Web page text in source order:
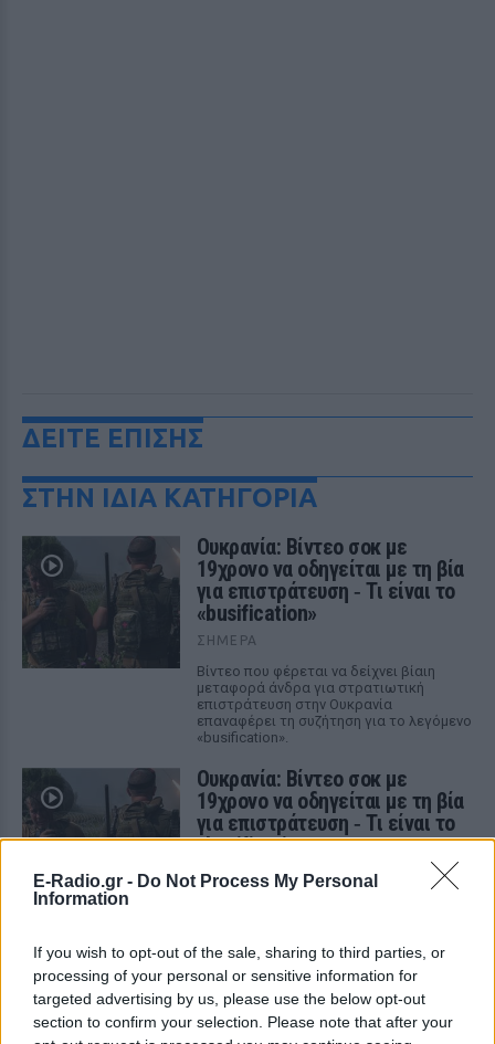
E-Radio.gr - Do Not Process My Personal
Information
If you wish to opt-out of the sale, sharing to third parties, or
processing of your personal or sensitive information for
targeted advertising by us, please use the below opt-out
section to confirm your selection. Please note that after your
ΔΕΙΤΕ ΕΠΙΣΗΣ
ΣΤΗΝ ΙΔΙΑ ΚΑΤΗΓΟΡΙΑ
Ουκρανία: Βίντεο σοκ με
19χρονο να οδηγείται με τη βία
για επιστράτευση ‑ Τι είναι το
«busification»
ΣΉΜΕΡΑ
Βίντεο που φέρεται να δείχνει βίαιη
μεταφορά άνδρα για στρατιωτική
επιστράτευση στην Ουκρανία
επαναφέρει τη συζήτηση για το λεγόμενο
«busification».
Ουκρανία: Βίντεο σοκ με
19χρονο να οδηγείται με τη βία
για επιστράτευση ‑ Τι είναι το
«busification»
ΣΉΜΕΡΑ
επαναφέρει τη συζήτηση για το λεγόμενο
«busification».
Πάρο: 4χρονος έχασε τη ζωή
του σε πισίνα beach bar –